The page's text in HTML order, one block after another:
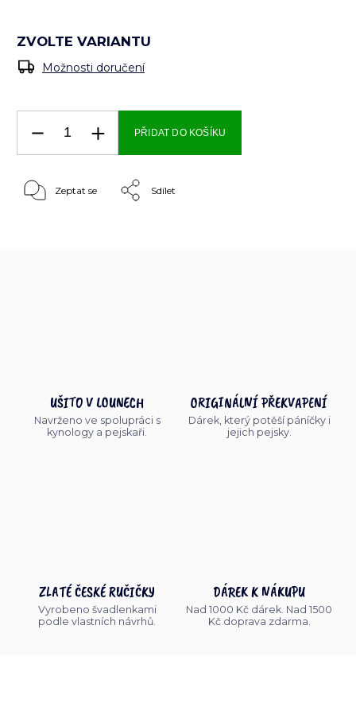
ZVOLTE VARIANTU
Možnosti doručení
PŘIDAT DO KOŠÍKU
Zeptat se Sdílet
UŠITO V LOUNECH
Navrženo ve spolupráci s
kynology a pejskaři.
ORIGINÁLNÍ PŘEKVAPENÍ
Dárek, který potěší páníčky i
jejich pejsky.
ZLATÉ ČESKÉ RUČIČKY
Vyrobeno švadlenkami
podle vlastních návrhů.
DÁREK K NÁKUPU
Nad 1000 Kč dárek. Nad 1500
Kč doprava zdarma.